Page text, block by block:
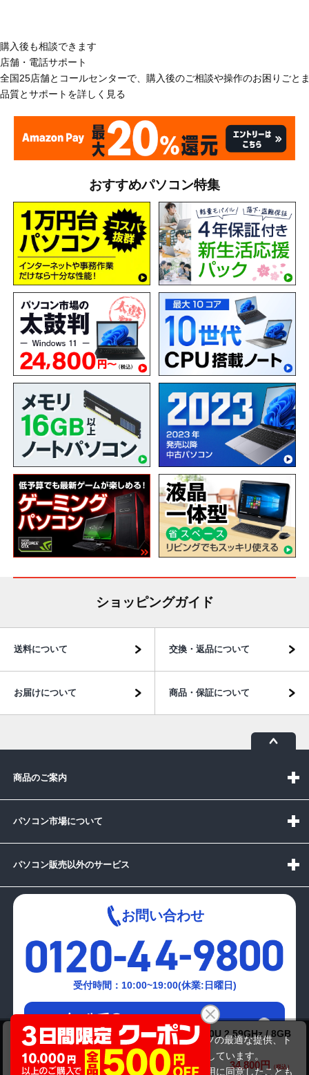
Lenovo ThinkPad X13 Gen1( Corei3-10110U 2.59GHz / 8GB
/ SSD128GB )10世代
商品価格(税込) 34,800円
購入後も相談できます
店舗・電話サポート
全国25店舗とコールセンターで、購入後のご相談や操作のお困りごと
品質とサポートを詳しく見る
おすすめパソコン特集
ショッピングガイド
送料について 交換・返品について
お届けについて 商品・保証について
商品のご案内
パソコン市場について
パソコン販売以外のサービス
お問い合わせ
受付時間：10:00~19:00(休業:日曜日)
メールでの
お問い合わせはこちら
当サイトでは利用体験の向上およびコンテンツの最適な提供、ト
ラフィックの分析を目的としてCookieを使用しています。
サイトの閲覧を継続された場合、Cookieの利用に同意したことも